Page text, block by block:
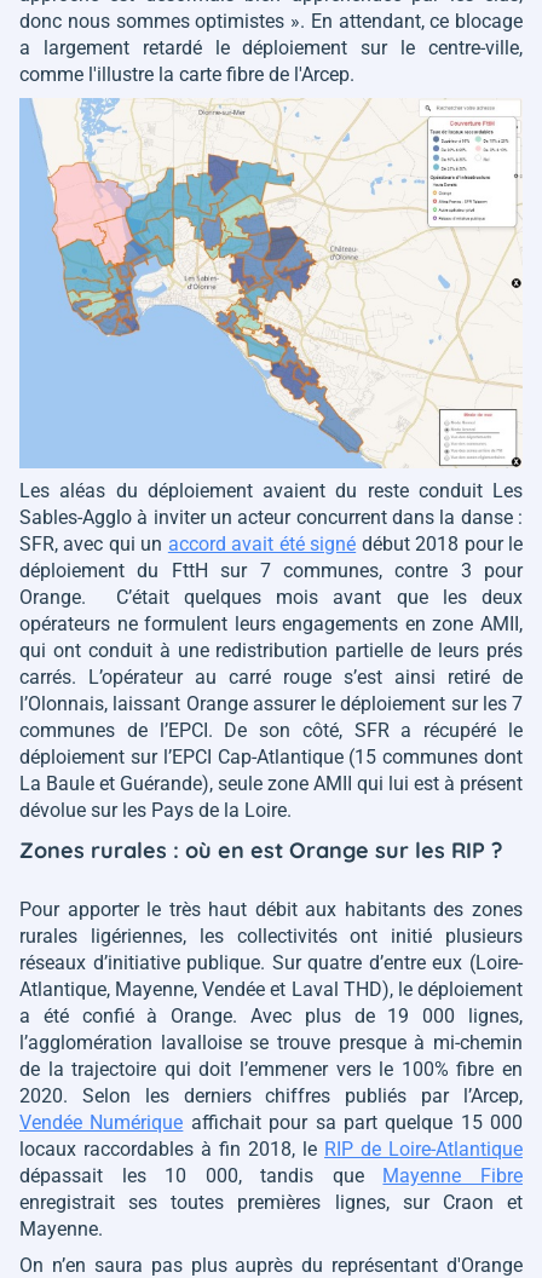
donc nous sommes optimistes ». En attendant, ce blocage
a largement retardé le déploiement sur le centre-ville,
comme l'illustre la carte fibre de l'Arcep.
Les aléas du déploiement avaient du reste conduit Les
Sables-Agglo à inviter un acteur concurrent dans la danse :
SFR, avec qui un accord avait été signé début 2018 pour le
déploiement du FttH sur 7 communes, contre 3 pour
Orange. C’était quelques mois avant que les deux
opérateurs ne formulent leurs engagements en zone AMII,
qui ont conduit à une redistribution partielle de leurs prés
carrés. L’opérateur au carré rouge s’est ainsi retiré de
l’Olonnais, laissant Orange assurer le déploiement sur les 7
communes de l’EPCI. De son côté, SFR a récupéré le
déploiement sur l’EPCI Cap-Atlantique (15 communes dont
La Baule et Guérande), seule zone AMII qui lui est à présent
dévolue sur les Pays de la Loire.
Zones rurales : où en est Orange sur les RIP ?
Pour apporter le très haut débit aux habitants des zones
rurales ligériennes, les collectivités ont initié plusieurs
réseaux d’initiative publique. Sur quatre d’entre eux (Loire-
Atlantique, Mayenne, Vendée et Laval THD), le déploiement
a été confié à Orange. Avec plus de 19 000 lignes,
l’agglomération lavalloise se trouve presque à mi-chemin
de la trajectoire qui doit l’emmener vers le 100% fibre en
2020. Selon les derniers chiffres publiés par l’Arcep,
Vendée Numérique affichait pour sa part quelque 15 000
locaux raccordables à fin 2018, le RIP de Loire-Atlantique
dépassait les 10 000, tandis que Mayenne Fibre
enregistrait ses toutes premières lignes, sur Craon et
Mayenne.
On n’en saura pas plus auprès du représentant d'Orange